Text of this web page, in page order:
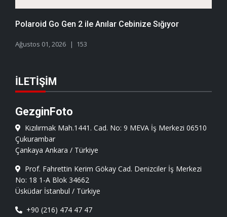
Polaroid Go Gen 2 ile Anılar Cebinize Sığıyor
Ağustos 01, 2026 153
İLETIŞIM
GezginFoto
Kızılırmak Mah.1441. Cad. No: 9 MEVA İş Merkezi 06510
Çukurambar
Çankaya Ankara / Türkiye
Prof. Fahrettin Kerim Gökay Cad. Denizciler İş Merkezi
No: 18 1-A Blok 34662
Üsküdar İstanbul / Türkiye
+90 (216) 474 47 47